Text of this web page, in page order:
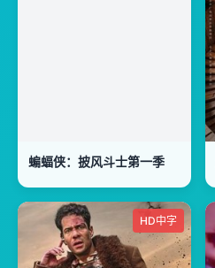
蝙蝠侠：披风斗士第一季
HD中字